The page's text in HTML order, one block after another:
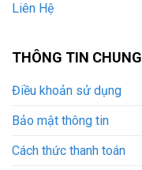
Liên Hệ
THÔNG TIN CHUNG
Điều khoản sử dụng
Bảo mật thông tin
Cách thức thanh toán